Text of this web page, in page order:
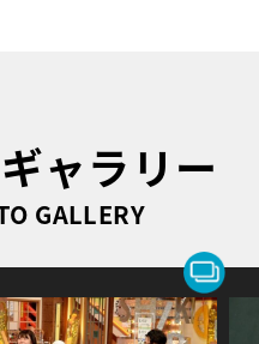
ャラリー
GALLERY